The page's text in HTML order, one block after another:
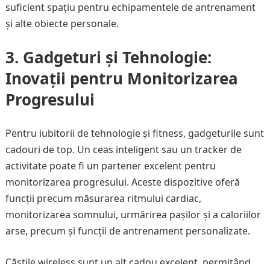
suficient spațiu pentru echipamentele de antrenament
și alte obiecte personale.
3. Gadgeturi și Tehnologie:
Inovații pentru Monitorizarea
Progresului
Pentru iubitorii de tehnologie și fitness, gadgeturile sunt
cadouri de top. Un ceas inteligent sau un tracker de
activitate poate fi un partener excelent pentru
monitorizarea progresului. Aceste dispozitive oferă
funcții precum măsurarea ritmului cardiac,
monitorizarea somnului, urmărirea pașilor și a caloriilor
arse, precum și funcții de antrenament personalizate.